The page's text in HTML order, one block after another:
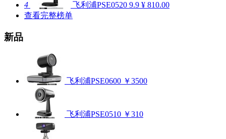
4 飞利浦PSE0520 9.9 ¥ 810.00
查看完整榜单
新品
飞利浦PSE0600 ￥3500
飞利浦PSE0510 ￥310